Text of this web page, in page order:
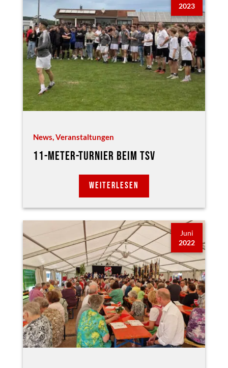
2023
News,Veranstaltungen
11-METER-TURNIER BEIM TSV
WEITERLESEN
Juni
2022